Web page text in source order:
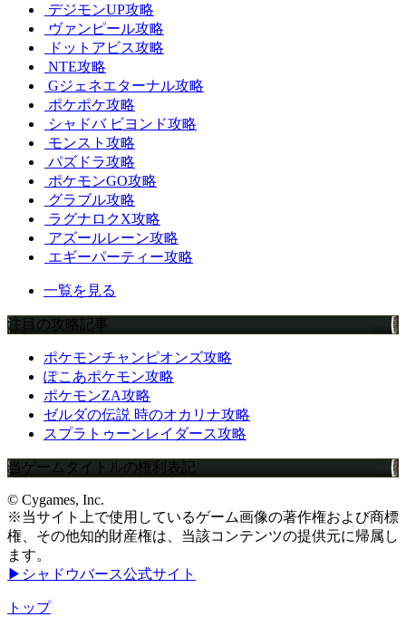
デジモンUP攻略
ヴァンピール攻略
ドットアビス攻略
NTE攻略
Gジェネエターナル攻略
ポケポケ攻略
シャドバ ビヨンド攻略
モンスト攻略
パズドラ攻略
ポケモンGO攻略
グラブル攻略
ラグナロクX攻略
アズールレーン攻略
エギーパーティー攻略
一覧を見る
注目の攻略記事
ポケモンチャンピオンズ攻略
ぽこあポケモン攻略
ポケモンZA攻略
ゼルダの伝説 時のオカリナ攻略
スプラトゥーンレイダース攻略
当ゲームタイトルの権利表記
© Cygames, Inc.
※当サイト上で使用しているゲーム画像の著作権および商標
権、その他知的財産権は、当該コンテンツの提供元に帰属し
ます。
▶シャドウバース公式サイト
トップ